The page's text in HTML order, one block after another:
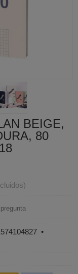
BEIGE,
80
•